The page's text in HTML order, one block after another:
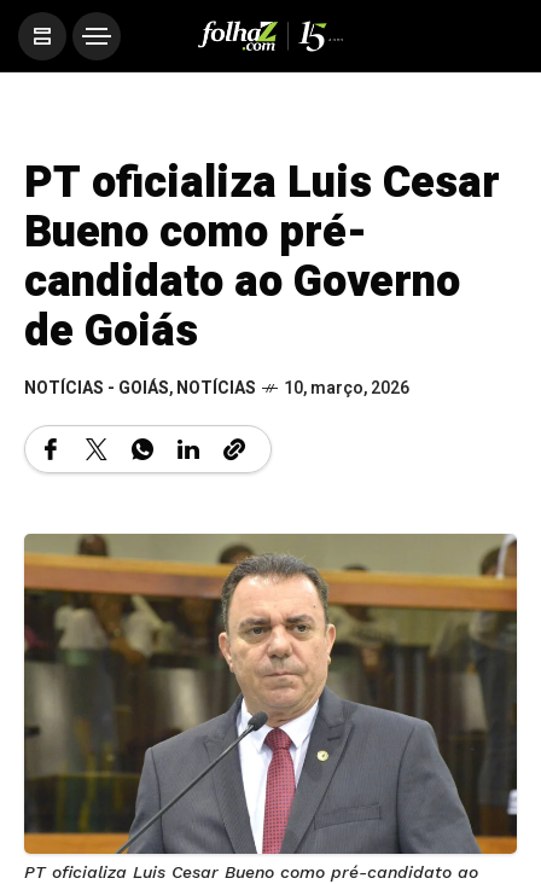
PT oficializa Luis Cesar
Bueno como pré-
candidato ao Governo
de Goiás
NOTÍCIAS - GOIÁS,NOTÍCIAS 10, março, 2026
PT oficializa Luis Cesar Bueno como pré-candidato ao